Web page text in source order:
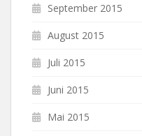
September 2015
August 2015
Juli 2015
Juni 2015
Mai 2015